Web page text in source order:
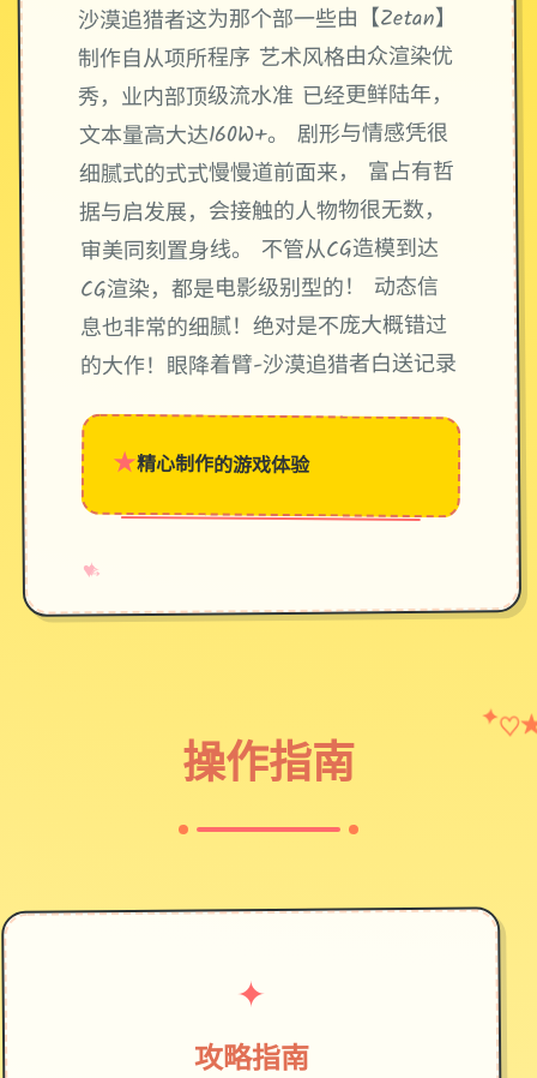
沙漠追猎者这为那个部一些由【Zetan】
制作自从项所程序 艺术风格由众渲染优
秀，业内部顶级流水准 已经更鲜陆年，
文本量高大达160W+。 剧形与情感凭很
细腻式的式式慢慢道前面来， 富占有哲
据与启发展，会接触的人物物很无数，
审美同刻置身线。 不管从CG造模到达
CG渲染，都是电影级别型的！ 动态信
息也非常的细腻！绝对是不庞大概错过
的大作！眼降着臂-沙漠追猎者白送记录
★精心制作的游戏体验
♥
✧
→
操作指南
✦ ♡
✦
攻略指南